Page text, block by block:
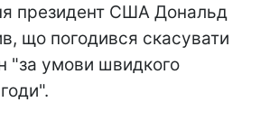
президент США Дональд
що погодився скасувати
"за умови швидкого